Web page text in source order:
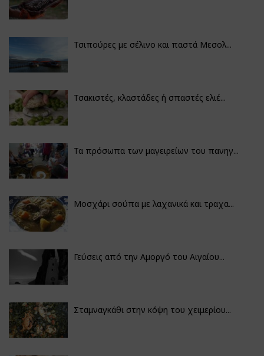
Τσιπούρες με σέλινο και παστά Μεσολ...
Τσακιστές, κλαστάδες ή σπαστές ελιέ...
Τα πρόσωπα των μαγειρείων του πανηγ...
Μοσχάρι σούπα με λαχανικά και τραχα...
Γεύσεις από την Αμοργό του Αιγαίου...
Σταμναγκάθι στην κόψη του χειμερίου...